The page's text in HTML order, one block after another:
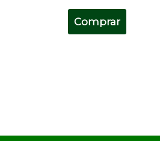
Comprar